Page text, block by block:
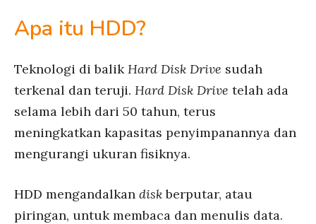
Apa itu HDD?
Teknologi di balikHard Disk Drive sudah
terkenal dan teruji. Hard Disk Drive telah ada
selama lebih dari 50 tahun, terus
meningkatkan kapasitas penyimpanannya dan
mengurangi ukuran fisiknya.
HDD mengandalkan diskberputar, atau
piringan, untuk membaca dan menulis data.